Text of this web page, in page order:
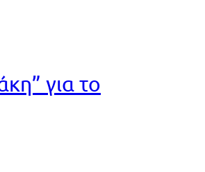
για το